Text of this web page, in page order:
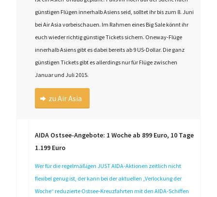
günstigen Flügen innerhalb Asiens seid, solltet ihr bis zum 8. Juni
bei Air Asia vorbeischauen. Im Rahmen eines Big Sale könnt ihr
euch wieder richtig günstige Tickets sichern. Oneway-Flüge
innerhalb Asiens gibt es dabei bereits ab 9 US-Dollar. Die ganz
günstigen Tickets gibt es allerdings nur für Flüge zwischen
Januar und Juli 2015.
zu Air Asia
AIDA Ostsee-Angebote: 1 Woche ab 899 Euro, 10 Tage
1.199 Euro
Wer für die regelmäßigen JUST AIDA-Aktionen zeitlich nicht
flexibel genug ist, der kann bei der aktuellen „Verlockung der
Woche“ reduzierte Ostsee-Kreuzfahrten mit den AIDA-Schiffen